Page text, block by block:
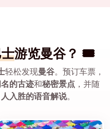
游览曼谷？ 🎟️
轻松发现曼谷。预订车票，
的古迹和秘密景点 ，并随
入胜的语音解说。